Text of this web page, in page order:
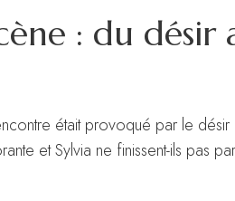
: du désir
était provoqué par le
et Sylvia ne finissent-ils pas